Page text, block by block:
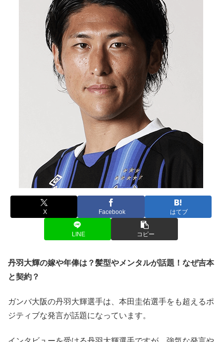
X Facebook はてブ
LINE コピー
丹羽大輝の嫁や年俸は？髪型やメンタルが話題！なぜ吉本
と契約？
ガンバ大阪の丹羽大輝選手は、本田圭佑選手をも超えるポ
ジティブな発言が話題になっています。